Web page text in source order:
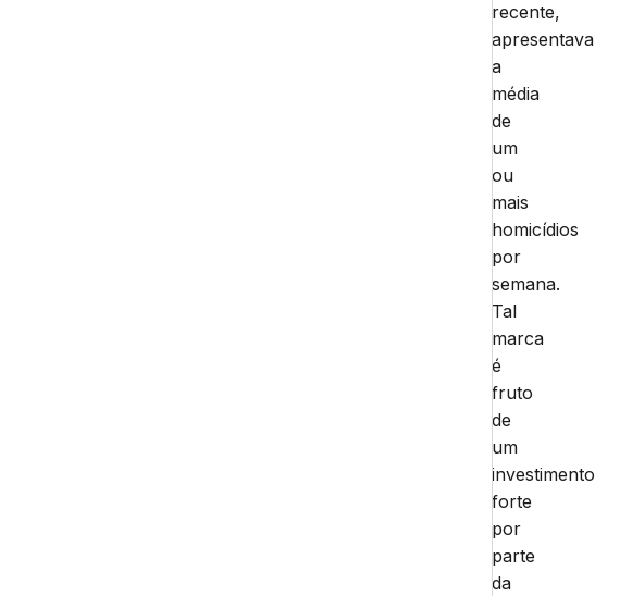
recente,
apresentava
a
média
de
um
ou
mais
homicídios
por
semana.
Tal
marca
é
fruto
de
um
investimento
forte
por
parte
da